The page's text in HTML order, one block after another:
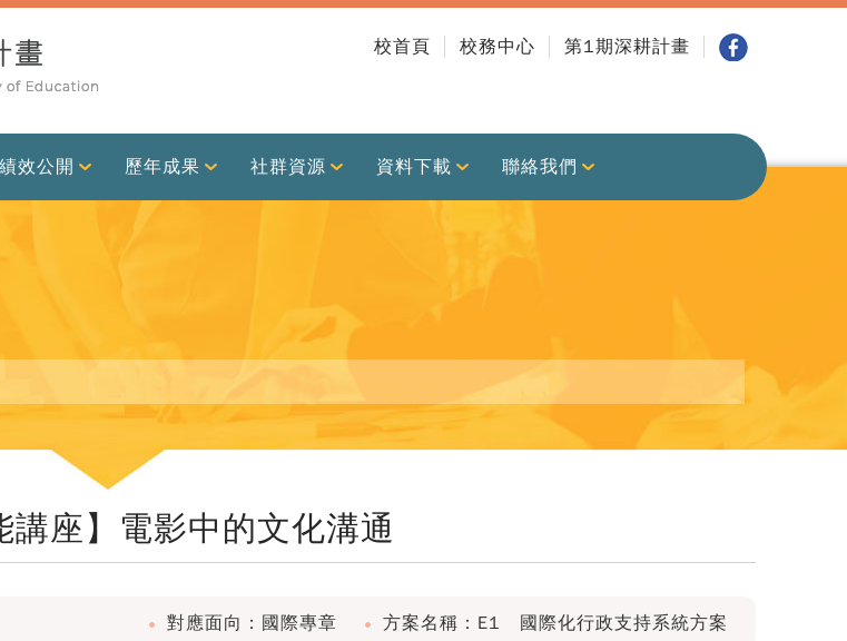
校首頁 校務中心 第1期深耕計畫
績效公開 歷年成果 社群資源 資料下載 聯絡我們
講座】電影中的文化溝通
對應面向：國際專章 方案名稱：E1 國際化行政支持系統方案